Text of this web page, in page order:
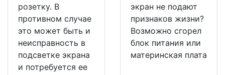
розетку. В
противном случае
это может быть и
неисправность в
подсветке экрана
и потребуется ее
экран не подают
признаков жизни?
Возможно сгорел
блок питания или
материнская плата